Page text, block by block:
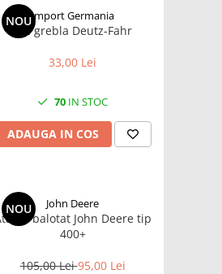
NOUImport Germania
Arc grebla Deutz-Fahr
33,00 Lei
70 IN STOC
ADAUGA IN COS
NOU John Deere
de balotat John Deere tip
400+
105,00 Lei95,00 Lei